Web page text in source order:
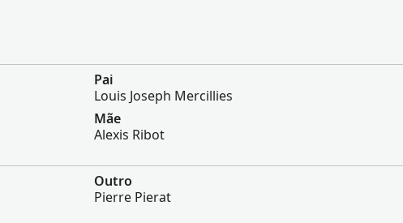
Pai
Louis Joseph Mercillies
Mãe
Alexis Ribot
Outro
Pierre Pierat